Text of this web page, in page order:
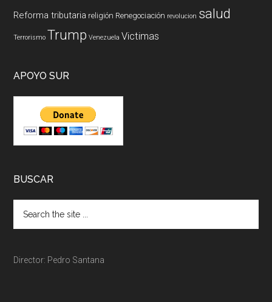
Reforma tributaria religión Renegociación revolucion salud
Terrorismo Trump Venezuela Victimas
APOYO SUR
BUSCAR
Director: Pedro Santana